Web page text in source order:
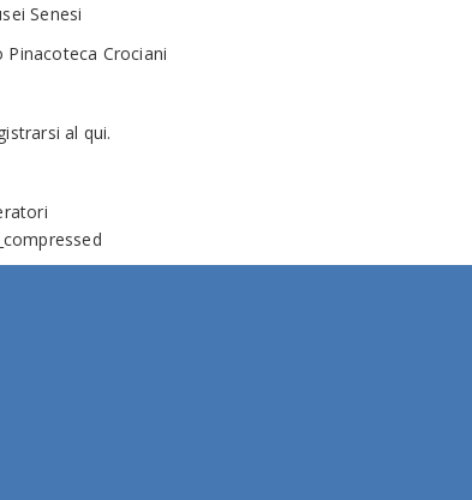
Senesi
Pinacoteca Crociani
al qui.